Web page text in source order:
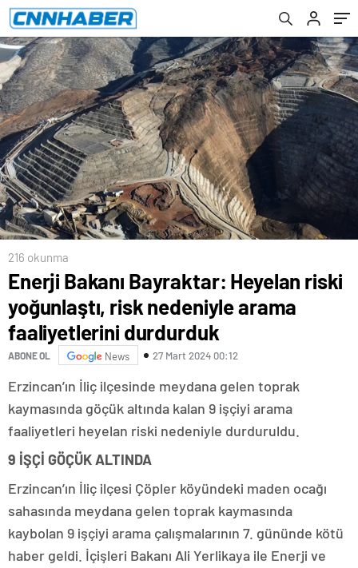
faaliyetlerini durdurduk
216 okunma
Enerji Bakanı Bayraktar: Heyelan riski
yoğunlaştı, risk nedeniyle arama
faaliyetlerini durdurduk
ABONE OL News 27 Mart 2024 00:12
Erzincan’ın İliç ilçesinde meydana gelen toprak
kaymasında göçük altında kalan 9 işçiyi arama
faaliyetleri heyelan riski nedeniyle durduruldu.
9 İŞÇİ GÖÇÜK ALTINDA
Erzincan’ın İliç ilçesi Çöpler köyündeki maden ocağı
sahasında meydana gelen toprak kaymasında
kaybolan 9 işçiyi arama çalışmalarının 7. gününde kötü
haber geldi. İçişleri Bakanı Ali Yerlikaya ile Enerji ve